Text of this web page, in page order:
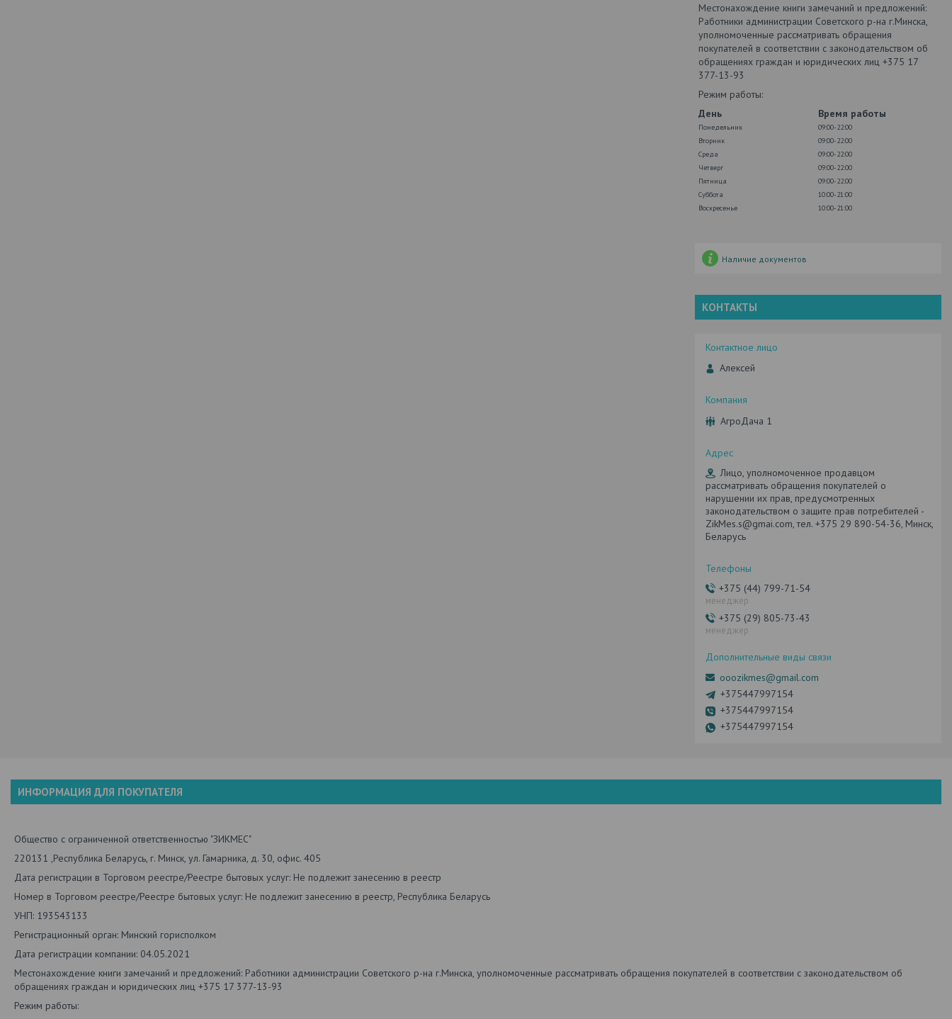
Местонахождение книги замечаний и предложений:
Работники администрации Советского р-на г.Минска,
уполномоченные рассматривать обращения
покупателей в соответствии с законодательством об
обращениях граждан и юридических лиц +375 17
377-13-93
Режим работы:
День
Время работы
Понедельник
09:00-22:00
Вторник
09:00-22:00
Среда
09:00-22:00
Четверг
09:00-22:00
Пятница
09:00-22:00
Суббота
10:00-21:00
Воскресенье
10:00-21:00
Наличие документов
КОНТАКТЫ
Алексей
АгроДача 1
Лицо, уполномоченное продавцом
рассматривать обращения покупателей о
нарушении их прав, предусмотренных
законодательством о защите прав потребителей -
ZikMes.s@gmai.com, тел. +375 29 890-54-36, Минск,
Беларусь
+375 (44) 799-71-54
менеджер
+375 (29) 805-73-43
менеджер
ooozikmes@gmail.com
+375447997154
+375447997154
+375447997154
ИНФОРМАЦИЯ ДЛЯ ПОКУПАТЕЛЯ
Общество с ограниченной ответственностью "ЗИКМЕС"
220131 ,Республика Беларусь, г. Минск, ул. Гамарника, д. 30, офис. 405
Дата регистрации в Торговом реестре/Реестре бытовых услуг: Не подлежит занесению в реестр
Номер в Торговом реестре/Реестре бытовых услуг: Не подлежит занесению в реестр, Республика Беларусь
УНП: 193543133
Регистрационный орган: Минский горисполком
Дата регистрации компании: 04.05.2021
Местонахождение книги замечаний и предложений: Работники администрации Советского р-на г.Минска, уполномоченные рассматривать обращения покупателей в соответствии с законодательством об
обращениях граждан и юридических лиц +375 17 377-13-93
Режим работы: